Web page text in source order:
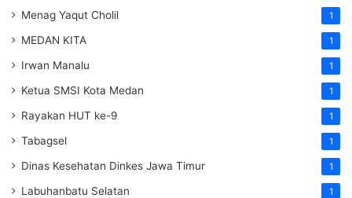
Menag Yaqut Cholil 1
MEDAN KITA 1
Irwan Manalu 1
Ketua SMSI Kota Medan 1
Rayakan HUT ke-9 1
Tabagsel 1
Dinas Kesehatan Dinkes Jawa Timur 1
Labuhanbatu Selatan 1